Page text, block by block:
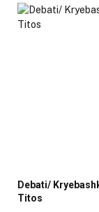
Debati/
Titos